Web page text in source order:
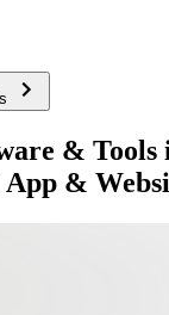
& Tools
&